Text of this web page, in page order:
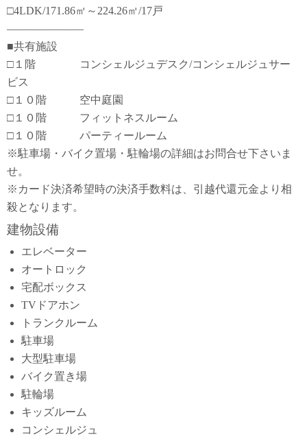
□4LDK/171.86㎡～224.26㎡/17戸
―――――――
■共有施設
□１階 コンシェルジュデスク/コンシェルジュサー
ビス
□１０階 空中庭園
□１０階 フィットネスルーム
□１０階 パーティールーム
※駐車場・バイク置場・駐輪場の詳細はお問合せ下さいま
せ。
※カード決済希望時の決済手数料は、引越代還元金より相
殺となります。
建物設備
エレベーター
オートロック
宅配ボックス
TVドアホン
トランクルーム
駐車場
大型駐車場
バイク置き場
駐輪場
キッズルーム
コンシェルジュ